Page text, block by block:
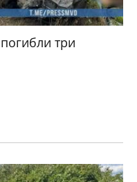
три